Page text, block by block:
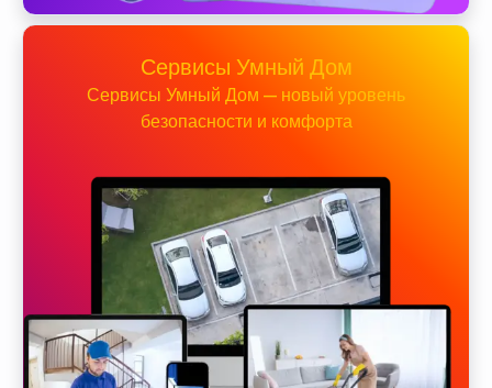
Сервисы Умный Дом
Сервисы Умный Дом — новый уровень
безопасности и комфорта